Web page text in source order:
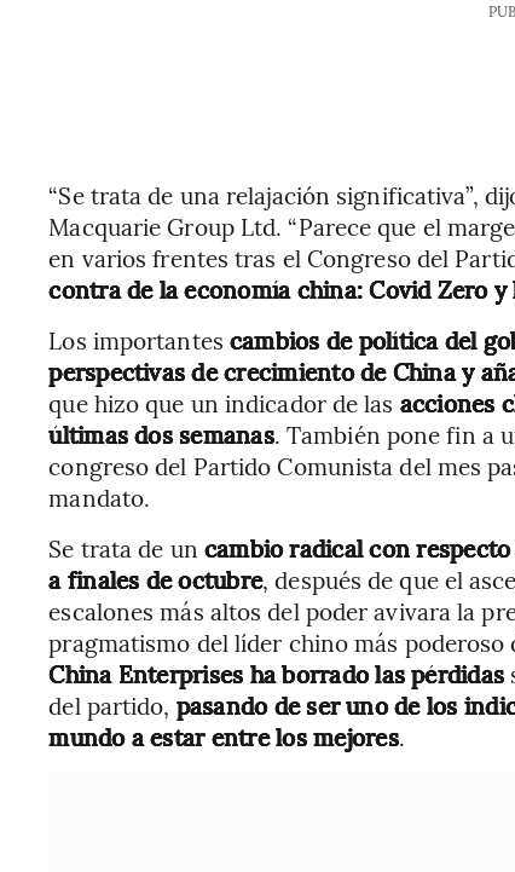
“Se trata de una relajación significativa”,
Macquarie Group Ltd. “Parece que el
en varios frentes tras el Congreso del
contra de la economía china: Covid Zero y
Los importantes cambios de política del
perspectivas de crecimiento de China y
que hizo que un indicador de las acciones
últimas dos semanas. También pone fin a
congreso del Partido Comunista del mes
mandato.
Se trata de un cambio radical con
a finales de octubre, después de que el
escalones más altos del poder avivara la
pragmatismo del líder chino más poderoso
China Enterprises ha borrado las pérdidas
del partido, pasando de ser uno de los
mundo a estar entre los mejores.